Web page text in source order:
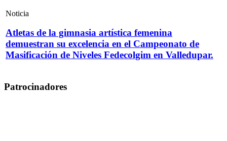
Noticia
Atletas de la gimnasia artística femenina
demuestran su excelencia en el Campeonato de
Masificación de Niveles Fedecolgim en Valledupar.
Patrocinadores